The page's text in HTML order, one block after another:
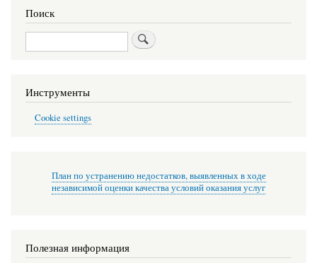
Поиск
Поиск
Инструменты
Cookie settings
План по устранению недостатков, выявленных в ходе
независимой оценки качества условий оказания услуг
Полезная информация